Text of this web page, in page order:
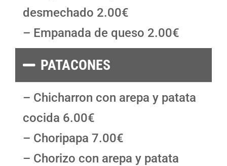
desmechado 2.00€
– Empanada de queso 2.00€
PATACONES
– Chicharron con arepa y patata
cocida 6.00€
– Choripapa 7.00€
– Chorizo con arepa y patata